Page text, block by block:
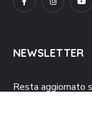
NEWSLETTER
Resta aggiornato